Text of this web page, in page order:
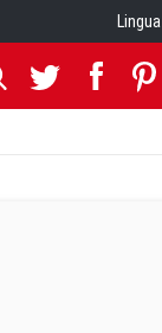
Lingua